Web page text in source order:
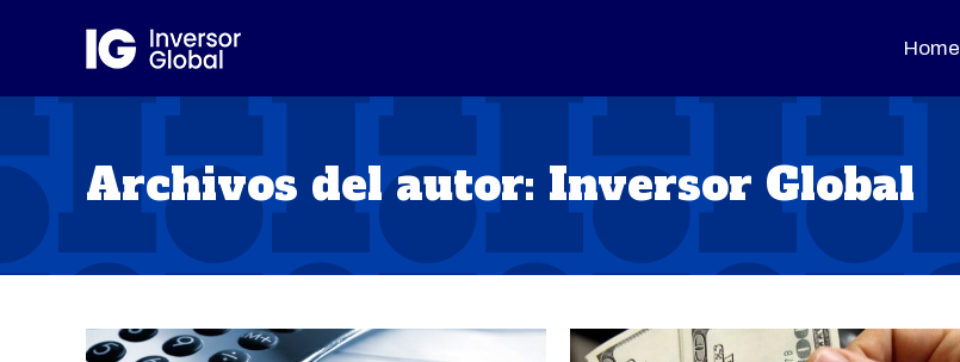
Home
Archivos del autor: Inversor Global
Home